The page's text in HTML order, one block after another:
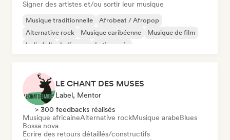
Signer des artistes et/ou sortir leur musique
Musique traditionnelle
Afrobeat / Afropop
Alternative rock
Musique caribéenne
Musique de film
Indie folk
Indie pop Latin music
LE CHANT DES MUSES
Label, Mentor
> 300 feedbacks réalisés
Musique africaineAlternative rockMusique arabeBlues
Bossa nova
Ecrire des retours détaillés/constructifs